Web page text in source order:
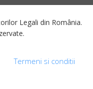
Legali din România.
Termeni si conditii